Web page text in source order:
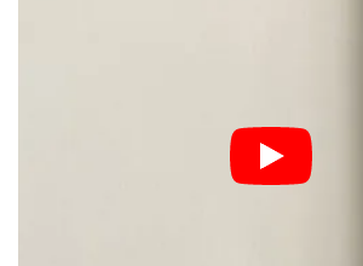
méterárut
alacsony áron. Kedvezőtlen időjárásban is a